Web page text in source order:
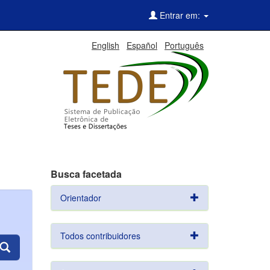
Entrar em:
English Español Português
Busca facetada
Orientador
Todos contribuidores